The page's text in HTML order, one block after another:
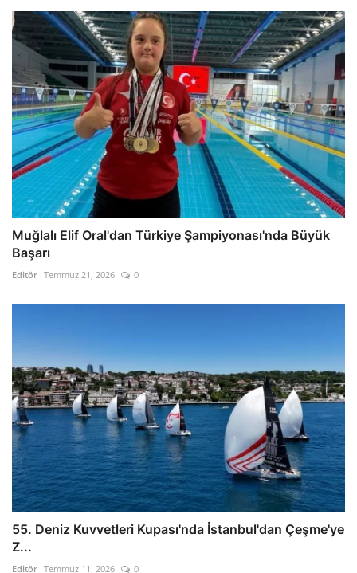
Muğlalı Elif Oral'dan Türkiye Şampiyonası'nda Büyük
Başarı
Editör Temmuz 21, 2026 0
55. Deniz Kuvvetleri Kupası'nda İstanbul'dan Çeşme'ye
Z...
Editör Temmuz 11, 2026 0